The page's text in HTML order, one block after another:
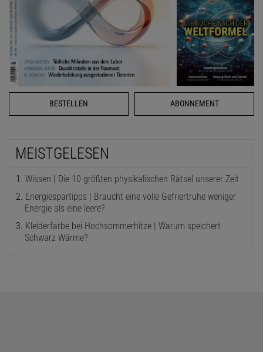
BESTELLEN ABONNEMENT
MEISTGELESEN
Wissen | Die 10 größten physikalischen Rätsel unserer Zeit
Energiespartipps | Braucht eine volle Gefriertruhe weniger
Energie als eine leere?
Kleiderfarbe bei Hochsommerhitze | Warum speichert
Schwarz Wärme?